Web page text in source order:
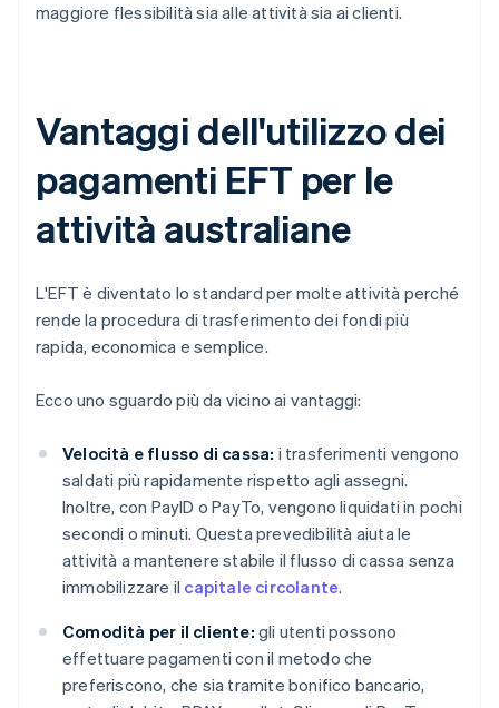
maggiore flessibilità sia alle attività sia ai clienti.
Vantaggi dell'utilizzo dei
pagamenti EFT per le
attività australiane
L'EFT è diventato lo standard per molte attività perché
rende la procedura di trasferimento dei fondi più
rapida, economica e semplice.
Ecco uno sguardo più da vicino ai vantaggi:
Velocità e flusso di cassa: i trasferimenti vengono
saldati più rapidamente rispetto agli assegni.
Inoltre, con PayID o PayTo, vengono liquidati in pochi
secondi o minuti. Questa prevedibilità aiuta le
attività a mantenere stabile il flusso di cassa senza
immobilizzare il capitale circolante.
Comodità per il cliente: gli utenti possono
effettuare pagamenti con il metodo che
preferiscono, che sia tramite bonifico bancario,